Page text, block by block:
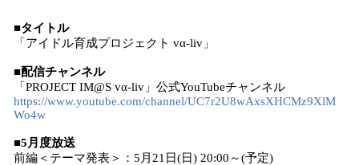
■タイトル
「アイドル育成プロジェクト vα-liv」
■配信チャンネル
「PROJECT IM@S vα-liv」公式YouTubeチャンネル
https://www.youtube.com/channel/UC7r2U8wAxsXHCMz9XlM
Wo4w
■5月度放送
前編＜テーマ発表＞：5月21日(日) 20:00～(予定)